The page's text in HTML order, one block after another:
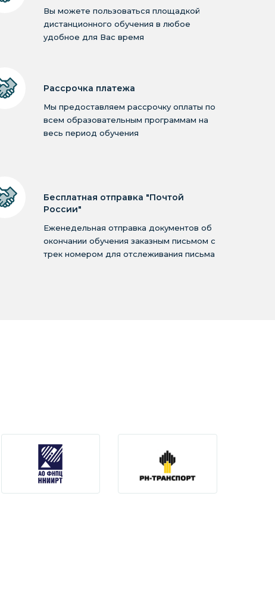
Вы можете пользоваться площадкой
дистанционного обучения в любое
удобное для Вас время
Рассрочка платежа
Мы предоставляем рассрочку оплаты по
всем образовательным программам на
весь период обучения
Бесплатная отправка "Почтой
России"
Еженедельная отправка документов об
окончании обучения заказным письмом с
трек номером для отслеживания письма